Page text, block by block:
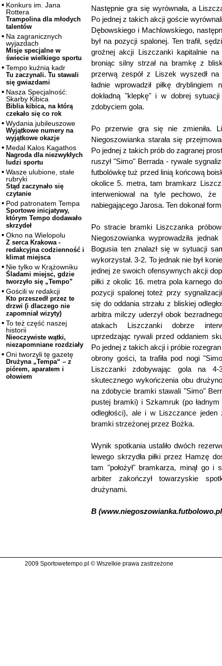
Konkurs im. Jana
Rottera
Trampolina dla młodych
talentów
Na zagranicznych
wyjazdach
Misje specjalne w
świecie wielkiego sportu
Tempo kuźnią kadr
Tu zaczynali. Tu stawali
się gwiazdami
Nasza Specjalność:
Skarby Kibica
Biblia kibica, na którą
czekało się co rok
Wydania jubileuszowe
Wyjątkowe numery na
wyjątkowe okazje
Medal Kalos Kagathos
Nagroda dla niezwykłych
ludzi sportu
Wasze ulubione, stałe
rubryki
Stąd zaczynało się
czytanie
Pod patronatem Tempa
Sportowe inicjatywy,
którym Tempo dodawało
skrzydeł
Okno na Wielopolu
Z serca Krakowa -
redakcyjna codzienność i
klimat miejsca
Nie tylko w Krążowniku
Śladami miejsc, gdzie
tworzyło się „Tempo”
Gościli w redakcji
Kto przeszedł przez te
drzwi (i dlaczego nie
zapomniał wizyty)
To też część naszej
historii
Nieoczywiste wątki,
niezapomniane rozdziały
Oni tworzyli tę gazetę
Drużyna „Tempa“ – z
piórem, aparatem i
ołowiem
Następnie gra się wyrównała, a
Po jednej z takich akcji goście
Dębowskiego i Machlowskiego,
był na pozycji spalonej. Ten trafił,
groźnej akcji Liszczanki kapitalnie na
broniąc silny strzał na bramkę z
przerwą zespół z Liszek wyszedł
ładnie wprowadził piłkę dryblingiem
dokładną "klepkę" i w dobrej
zdobyciem gola.
Po przerwie gra się nie zmieniła.
Niegoszowianka starała się
Po jednej z takich prób do zagranej
ruszył "Simo" Berrada - rywale
futbolówkę tuż przed linią końcową
okolice 5. metra, tam bramkarz
interweniował na tyle pechowo,
nabiegającego Jarosa. Ten dokonał
Po stracie bramki Liszczanka
Niegoszowianka wyprowadziła
Bogusia ten znalazł się w sytuacji
wykorzystał. 3-2. To jednak nie był
jednej ze swoich ofensywnych akcji
piłki z okolic 16. metra pola karnego
pozycji spalonej toteż przy
się do oddania strzału z bliskiej
arbitra milczy uderzył obok
atakach Liszczanki dobrze
uprzedzając rywali przed oddaniem
Po jednej z takich akcji i próbie
obrony gości, ta trafiła pod nogi
Liszczanki zdobywając gola na 4-
skutecznego wykończenia obu
na zdobycie bramki stawali "Simo"
pustej bramki) i Szkamruk (po
odległości), ale i w Liszczance
bramki strzeżonej przez Bożka.
Wynik spotkania ustaliło dwóch
lewego skrzydła piłki przez Hamzę
tam "położył" bramkarza, minął go
arbiter zakończył towarzyskie
drużynami.
B
2009 Sportowetempo.pl © Wszelkie prawa zastrzeżone